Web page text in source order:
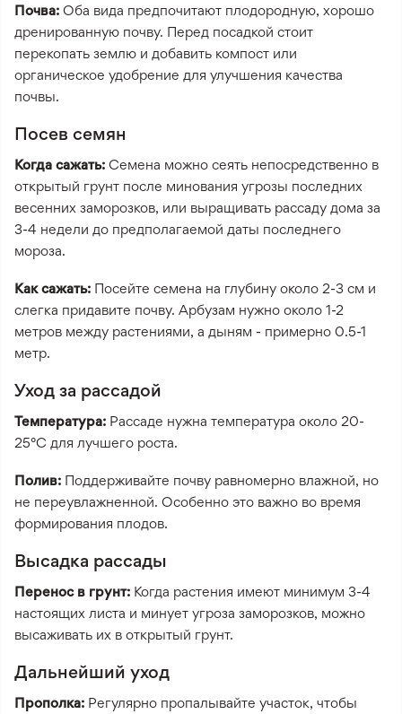
Почва: Оба вида предпочитают плодородную, хорошо
дренированную почву. Перед посадкой стоит
перекопать землю и добавить компост или
органическое удобрение для улучшения качества
почвы.
Посев семян
Когда сажать: Семена можно сеять непосредственно в
открытый грунт после минования угрозы последних
весенних заморозков, или выращивать рассаду дома за
3-4 недели до предполагаемой даты последнего
мороза.
Как сажать: Посейте семена на глубину около 2-3 см и
слегка придавите почву. Арбузам нужно около 1-2
метров между растениями, а дыням - примерно 0.5-1
метр.
Уход за рассадой
Температура: Рассаде нужна температура около 20-
25°C для лучшего роста.
Полив: Поддерживайте почву равномерно влажной, но
не переувлажненной. Особенно это важно во время
формирования плодов.
Высадка рассады
Перенос в грунт: Когда растения имеют минимум 3-4
настоящих листа и минует угроза заморозков, можно
высаживать их в открытый грунт.
Дальнейший уход
Прополка: Регулярно пропалывайте участок, чтобы